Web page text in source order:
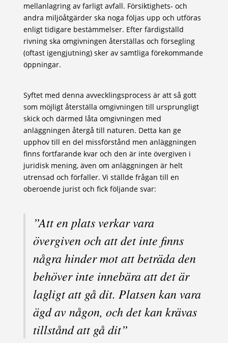
mellanlagring av farligt avfall. Försiktighets- och
andra miljöåtgärder ska noga följas upp och utföras
enligt tidigare bestämmelser. Efter färdigställd
rivning ska omgivningen återställas och försegling
(oftast igengjutning) sker av samtliga förekommande
öppningar.
Syftet med denna avvecklingsprocess är att så gott
som möjligt återställa omgivningen till ursprungligt
skick och därmed låta omgivningen med
anläggningen återgå till naturen. Detta kan ge
upphov till en del missförstånd men anläggningen
finns fortfarande kvar och den är inte övergiven i
juridisk mening, även om anläggningen är helt
utrensad och förfaller. Vi ställde frågan till en
oberoende jurist och fick följande svar:
”Att en plats verkar vara
övergiven och att det inte finns
några hinder mot att beträda den
behöver inte innebära att det är
lagligt att gå dit. Platsen kan vara
ägd av någon, och det kan krävas
tillstånd att gå dit”